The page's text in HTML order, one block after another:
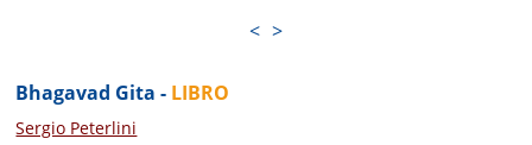
< >
Bhagavad Gita - LIBRO
Sergio Peterlini